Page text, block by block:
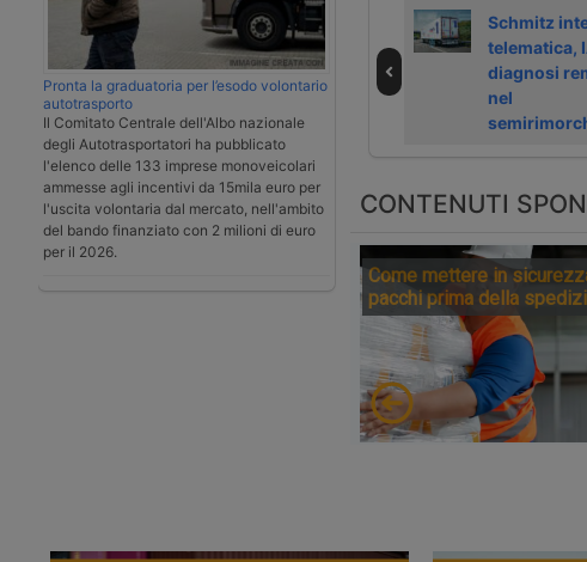
Pronta la graduatoria per l’esodo volontario
autotrasporto
Il Comitato Centrale dell'Albo nazionale
degli Autotrasportatori ha pubblicato
l'elenco delle 133 imprese monoveicolari
ammesse agli incentivi da 15mila euro per
l'uscita volontaria dal mercato, nell'ambito
del bando finanziato con 2 milioni di euro
per il 2026.
Otto rimorchisti
ricorrono contro
la riduzione di
CO2 nei rimorchi
Rimorchi italiani
in crescita a
maggio 2025, ma
il settore chiede
stabilità
Schmitz
telematica,
diagnosi
nel
CONTENUTI
Come mettere in
pacchi prima della